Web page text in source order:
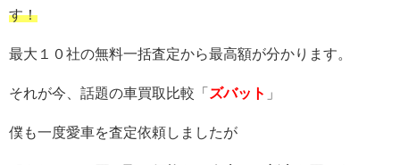
す！
最大１０社の無料一括査定から最高額が分かります。
それが今、話題の車買取比較「 ズバット 」
僕も一度愛車を査定依頼しましたが